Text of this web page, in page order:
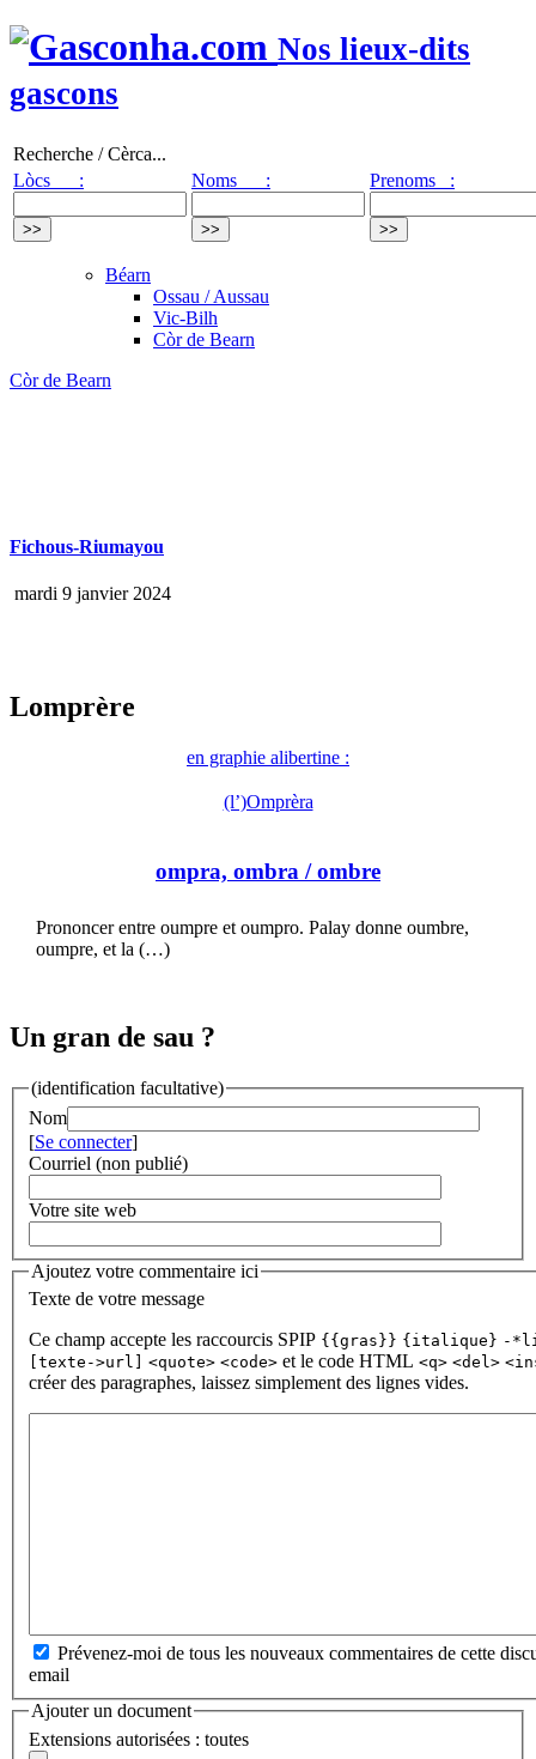
Nos lieux-dits
gascons
Recherche / Cèrca...
Lòcs :
Noms : Prenoms :
Béarn
Ossau / Aussau
Vic-Bilh
Còr de Bearn
Còr de Bearn
Fichous-Riumayou
mardi 9 janvier 2024
Lomprère
en graphie alibertine :
(l’)Omprèra
ompra, ombra / ombre
Prononcer entre oumpre et oumpro. Palay donne oumbre,
oumpre, et la (…)
Un gran de sau ?
(identification facultative)
Nom
[Se connecter]
Courriel (non publié)
Votre site web
Ajoutez votre commentaire ici
Texte de votre message
Ce champ accepte les raccourcis SPIP {{gras}} {italique} -
[texte->url]
<quote> <code> et le code HTML <q> <del>
créer des paragraphes, laissez simplement des lignes vides.
Prévenez-moi de tous les nouveaux commentaires de cette
email
Ajouter un document
Extensions autorisées : toutes